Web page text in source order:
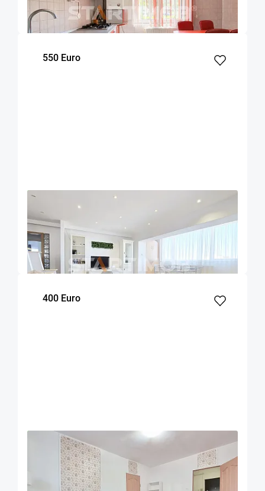
m²
Parter
Etaj
550 Euro
EXCLUSIVITATE COMISION 50%
Apartament 3 camere zona Grivitei
Brasov
2
dormitoare
400 Euro
OFERTA NOUA EXCLUSIVITATE
Apartament mobilat doua camere Zizinului
52 1 Parter